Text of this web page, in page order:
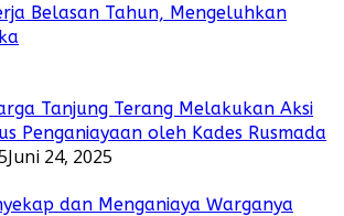
Belasan Tahun, Mengeluhkan
Tanjung Terang Melakukan Aksi
Penganiayaan oleh Kades Rusmada
Juni 24, 2025
dan Menganiaya Warganya